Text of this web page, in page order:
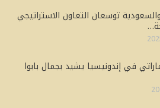
توسعان التعاون الاستراتيجي
في إندونيسيا يشيد بجمال بابوا